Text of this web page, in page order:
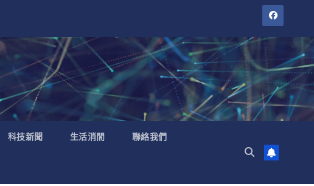
科技新聞 生活消閒 聯絡我們